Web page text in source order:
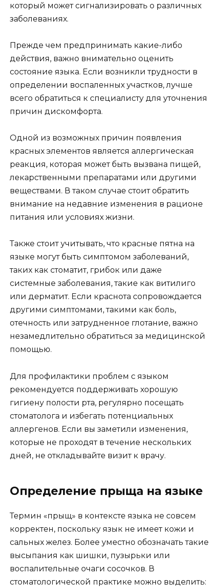
который может сигнализировать о различных
заболеваниях.
Прежде чем предпринимать какие-либо
действия, важно внимательно оценить
состояние языка. Если возникли трудности в
определении воспаленных участков, лучше
всего обратиться к специалисту для уточнения
причин дискомфорта.
Одной из возможных причин появления
красных элементов является аллергическая
реакция, которая может быть вызвана пищей,
лекарственными препаратами или другими
веществами. В таком случае стоит обратить
внимание на недавние изменения в рационе
питания или условиях жизни.
Также стоит учитывать, что красные пятна на
языке могут быть симптомом заболеваний,
таких как стоматит, грибок или даже
системные заболевания, такие как витилиго
или дерматит. Если краснота сопровождается
другими симптомами, такими как боль,
отечность или затрудненное глотание, важно
незамедлительно обратиться за медицинской
помощью.
Для профилактики проблем с языком
рекомендуется поддерживать хорошую
гигиену полости рта, регулярно посещать
стоматолога и избегать потенциальных
аллергенов. Если вы заметили изменения,
которые не проходят в течение нескольких
дней, не откладывайте визит к врачу.
Определение прыща на языке
Термин «прыщ» в контексте языка не совсем
корректен, поскольку язык не имеет кожи и
сальных желез. Более уместно обозначать такие
высыпания как шишки, пузырьки или
воспалительные очаги сосочков. В
стоматологической практике можно выделить: